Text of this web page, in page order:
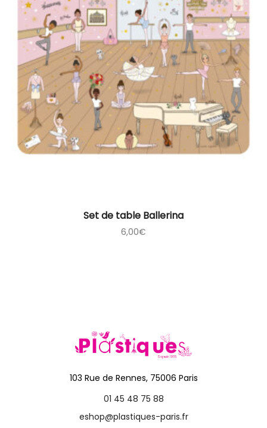
Set de table Ballerina
6,00€
103 Rue de Rennes, 75006 Paris
01 45 48 75 88
eshop@plastiques-paris.fr